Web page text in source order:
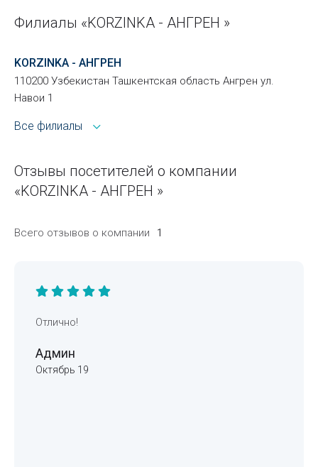
Филиалы «KORZINKA - АНГРЕН »
KORZINKA - АНГРЕН
110200 Узбекистан Ташкентская область Ангрен ул.
Навои 1
Все филиалы
Отзывы посетителей о компании
«KORZINKA - АНГРЕН »
Всего отзывов о компании 1
Отлично!
Админ
Октябрь 19